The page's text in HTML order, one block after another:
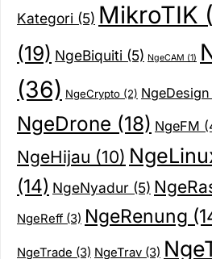
Kategori (5) MikroTIK
(19) NgeBiquiti (5) NgeCAM (1)
(36) NgeCrypto (2) NgeDesign
NgeDrone (18) NgeFM
NgeHijau (10)
(14) NgeNyadur (5)
NgeReff (3) NgeRenung
NgeTrade (3) NgeTrav (3)